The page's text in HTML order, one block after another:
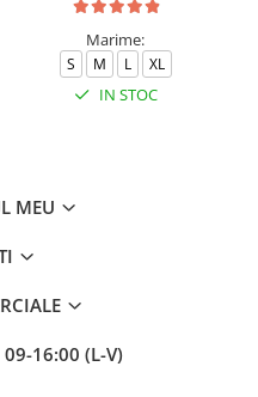
Marime:
S M L XL
IN STOC
MEU
09-16:00 (L-V)